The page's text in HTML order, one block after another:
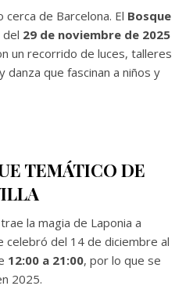
de Barcelona. El Bosque
29 de noviembre de 2025
un recorrido de luces, talleres
danza que fascinan a niños y
TEMÁTICO DE
trae la magia de Laponia a
celebró del 14 de diciembre al
12:00 a 21:00, por lo que se
2025.